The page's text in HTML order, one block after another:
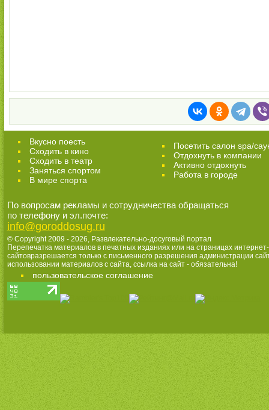
Вкусно поесть
Сходить в кино
Cходить в театр
Заняться спортом
В мире спорта
Посетить салон spa/
Отдохнуть в компании
Активно отдохнуть
Работа в городе
По вопросам рекламы и сотрудничества обращаться
по телефону и эл.почте:
info@goroddosug.ru
© Copyright 2009 - 2026, Развлекательно-досуговый портал
Перепечатка материалов в печатных изданиях или на страницах интернет-
сайтовразрешается только с письменного разрешения администрации
использовании материалов с сайта, ссылка на сайт - обязательна!
пользовательское соглашение